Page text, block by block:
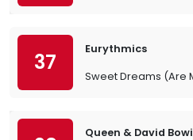
37
Eurythmics
Sweet Dreams (Are
Queen & David